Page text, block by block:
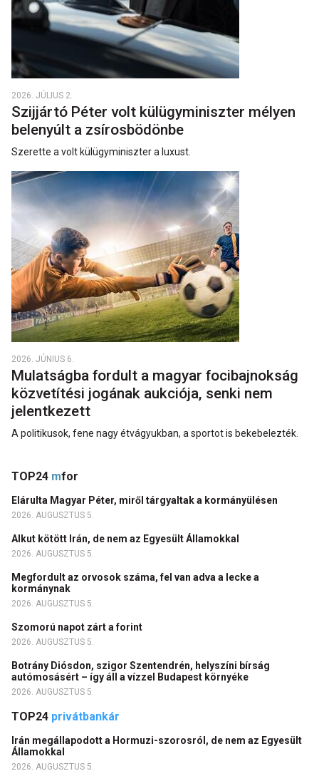
2026. JÚLIUS 2.
Szijjártó Péter volt külügyminiszter mélyen
belenyúlt a zsírosbödönbe
Szerette a volt külügyminiszter a luxust.
2026. JÚNIUS 6.
Mulatságba fordult a magyar focibajnokság
közvetítési jogának aukciója, senki nem
jelentkezett
A politikusok, fene nagy étvágyukban, a sportot is bekebelezték.
TOP24 mfor
Elárulta Magyar Péter, miről tárgyaltak a kormányülésen
2026. AUGUSZTUS 5.
Alkut kötött Irán, de nem az Egyesült Államokkal
2026. AUGUSZTUS 5.
Megfordult az orvosok száma, fel van adva a lecke a
kormánynak
2026. AUGUSZTUS 5.
Szomorú napot zárt a forint
2026. AUGUSZTUS 5.
Botrány Diósdon, szigor Szentendrén, helyszíni bírság
autómosásért – így áll a vízzel Budapest környéke
2026. AUGUSZTUS 5.
TOP24 privátbankár
Irán megállapodott a Hormuzi-szorosról, de nem az Egyesült
Államokkal
2026. AUGUSZTUS 5.